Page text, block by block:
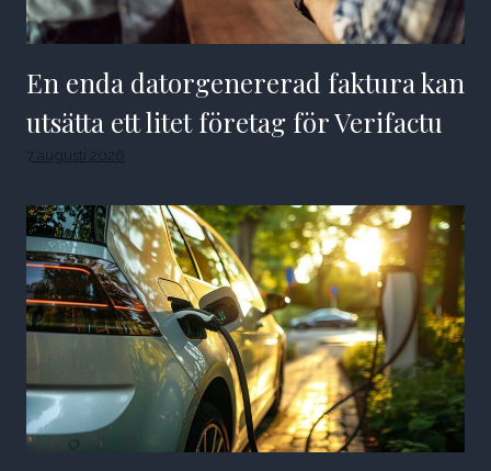
En enda datorgenererad faktura kan
utsätta ett litet företag för Verifactu
7 augusti 2026